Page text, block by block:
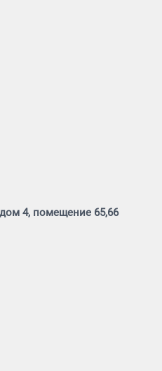
4, помещение 65,66